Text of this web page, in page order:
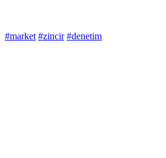
#market #zincir #denetim